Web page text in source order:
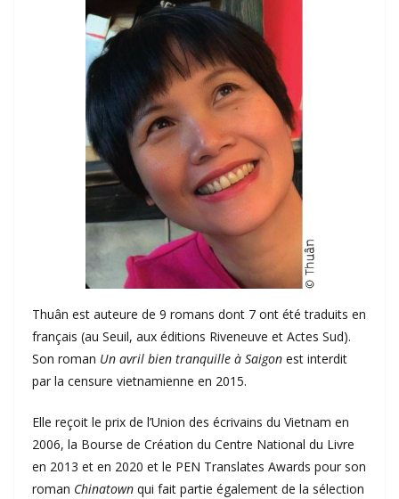
Thuân est auteure de 9 romans dont 7 ont été traduits en
français (au Seuil, aux éditions Riveneuve et Actes Sud).
Son roman Un avril bien tranquille à Saigon est interdit
par la censure vietnamienne en 2015.
Elle reçoit le prix de l’Union des écrivains du Vietnam en
2006, la Bourse de Création du Centre National du Livre
en 2013 et en 2020 et le PEN Translates Awards pour son
roman Chinatown qui fait partie également de la sélection